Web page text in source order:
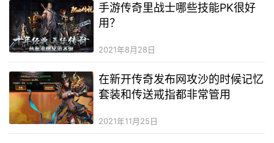
手游传奇里战士哪些技能PK很好
用？
2021年8月28日
在新开传奇发布网攻沙的时候记忆
套装和传送戒指都非常管用
2021年11月25日